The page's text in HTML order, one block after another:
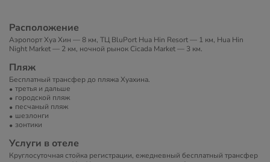
Расположение
Аэропорт Хуа Хин — 8 км, ТЦ BluPort Hua Hin Resort — 1 км, Hua Hin
Night Market — 2 км, ночной рынок Cicada Market — 3 км.
Пляж
Бесплатный трансфер до пляжа Хуахина.
третья и дальше
городской пляж
песчаный пляж
шезлонги
зонтики
Услуги в отеле
Круглосуточная стойка регистрации, ежедневный бесплатный трансфер